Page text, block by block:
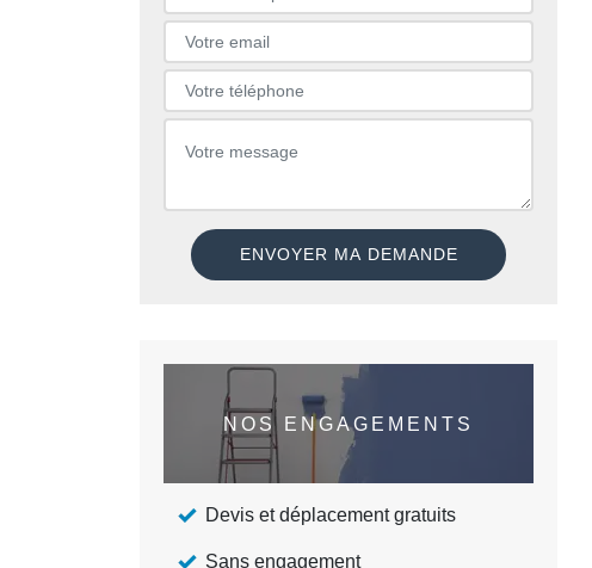
NOS ENGAGEMENTS
Devis et déplacement gratuits
Sans engagement